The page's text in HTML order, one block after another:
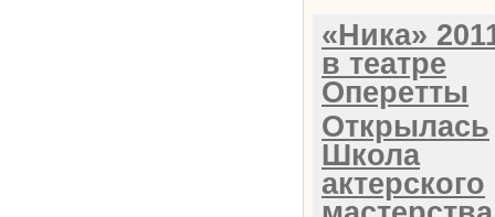
«Ника»
в театре
Оперетты
Открылась
Школа
актерского